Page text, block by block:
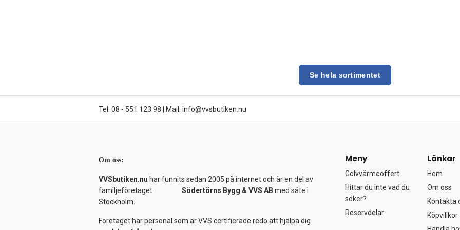
Se hela sortimentet
Tel: 08 - 551 123 98 Mail: info@vvsbutiken.nu
Om oss:
VVSbutiken.nu har funnits sedan 2005 på internet och är en del av
familjeföretaget Södertörns Bygg & VVS AB med säte i
Stockholm.
Företaget har personal som är VVS certifierade redo att hjälpa dig
Meny
Golvvärmeoffert
Hittar du inte vad du
söker?
Reservdelar
Länkar
Hem
Om oss
Kontakta
Köpvillkor